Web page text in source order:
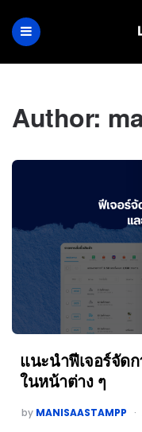
Author:
แนะนำฟีเจอร์จัด
ในหน้าต่าง ๆ
by MANISAASTAMPP